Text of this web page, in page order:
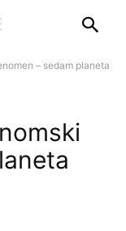
– sedam planeta